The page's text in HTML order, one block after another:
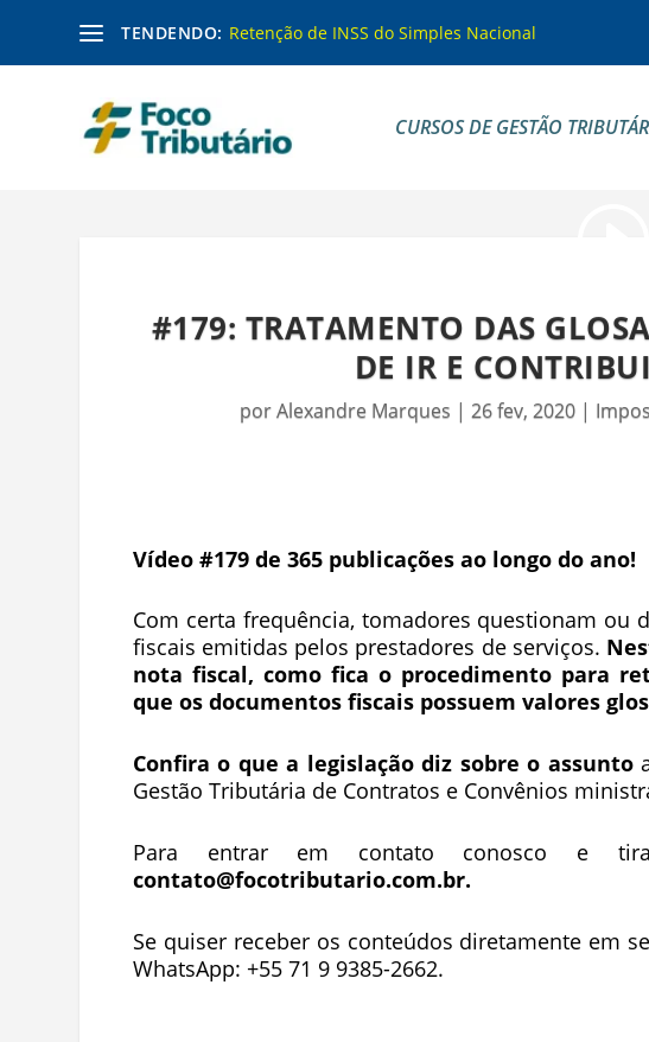
TENDENDO: Retenção de INSS do Simples Nacional
CURSOS DE GESTÃO
#179: TRATAMENTO DAS
DE IR E
porAlexandre Marques |26 fev, 2020 |
Vídeo #179 de 365 publicações ao longo do ano!
Com certa frequência, tomadores questionam ou
fiscais emitidas pelos prestadores de serviços.
nota fiscal, como fica o procedimento para
que os documentos fiscais possuem valores
Confira o que a legislação diz sobre o assunto
Gestão Tributária de Contratos e Convênios
Para entrar em contato conosco e
contato@focotributario.com.br.
Se quiser receber os conteúdos diretamente em
WhatsApp: +55 71 9 9385-2662.